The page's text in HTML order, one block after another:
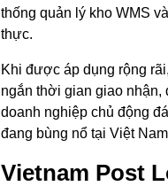
thống quản lý kho WMS
thực.
Khi được áp dụng rộng
ngắn thời gian giao nhận,
doanh nghiệp chủ động
đang bùng nổ tại Việt
Vietnam Post